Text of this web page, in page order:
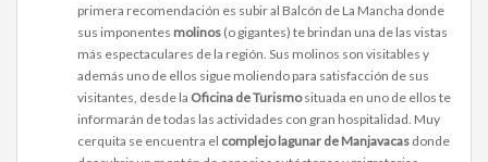
primera recomendación es subir al Balcón de La Mancha donde
sus imponentes molinos (o gigantes) te brindan una de las vistas
más espectaculares de la región. Sus molinos son visitables y
además uno de ellos sigue moliendo para satisfacción de sus
visitantes, desde la Oficina de Turismosituada en uno de ellos te
informarán de todas las actividades con gran hospitalidad. Muy
cerquita se encuentra el complejo lagunar de Manjavacas donde